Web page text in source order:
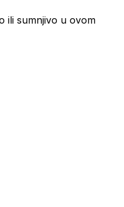
ili sumnjivo u ovom